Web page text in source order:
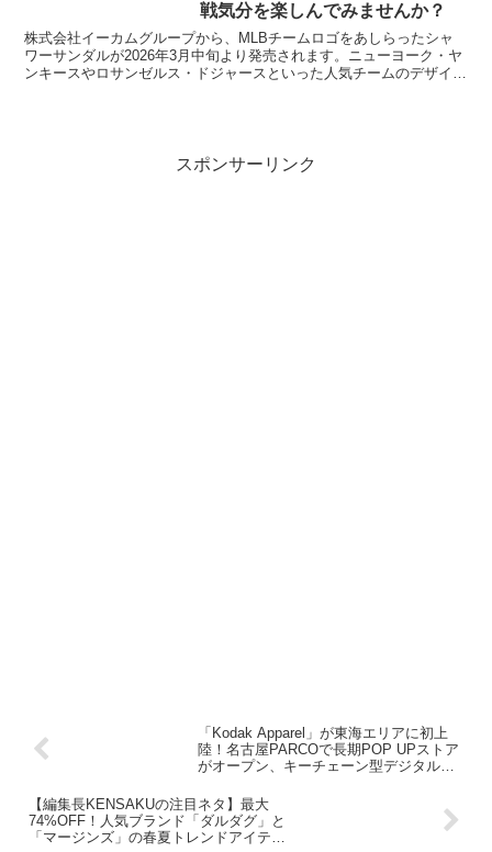
戦気分を楽しんでみませんか？
株式会社イーカムグループから、MLBチームロゴをあしらったシャ
ワーサンダルが2026年3月中旬より発売されます。ニューヨーク・ヤ
ンキースやロサンゼルス・ドジャースといった人気チームのデザイン
スポンサーリンク
「Kodak Apparel」が東海エリアに初上
陸！名古屋PARCOで長期POP UPストア
がオープン、キーチェーン型デジタルカ
【編集長KENSAKUの注目ネタ】最大
74%OFF！人気ブランド「ダルダグ」と
「マージンズ」の春夏トレンドアイテム